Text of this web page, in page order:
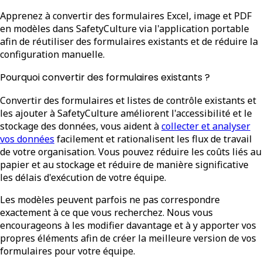
Apprenez à convertir des formulaires Excel, image et PDF
en modèles dans SafetyCulture via l'application portable
afin de réutiliser des formulaires existants et de réduire la
configuration manuelle.
Pourquoi convertir des formulaires existants ?
Convertir des formulaires et listes de contrôle existants et
les ajouter à SafetyCulture améliorent l'accessibilité et le
stockage des données, vous aident àcollecter et analyser
vos données facilement et rationalisent les flux de travail
de votre organisation. Vous pouvez réduire les coûts liés au
papier et au stockage et réduire de manière significative
les délais d'exécution de votre équipe.
Les modèles peuvent parfois ne pas correspondre
exactement à ce que vous recherchez. Nous vous
encourageons à les modifier davantage et à y apporter vos
propres éléments afin de créer la meilleure version de vos
formulaires pour votre équipe.